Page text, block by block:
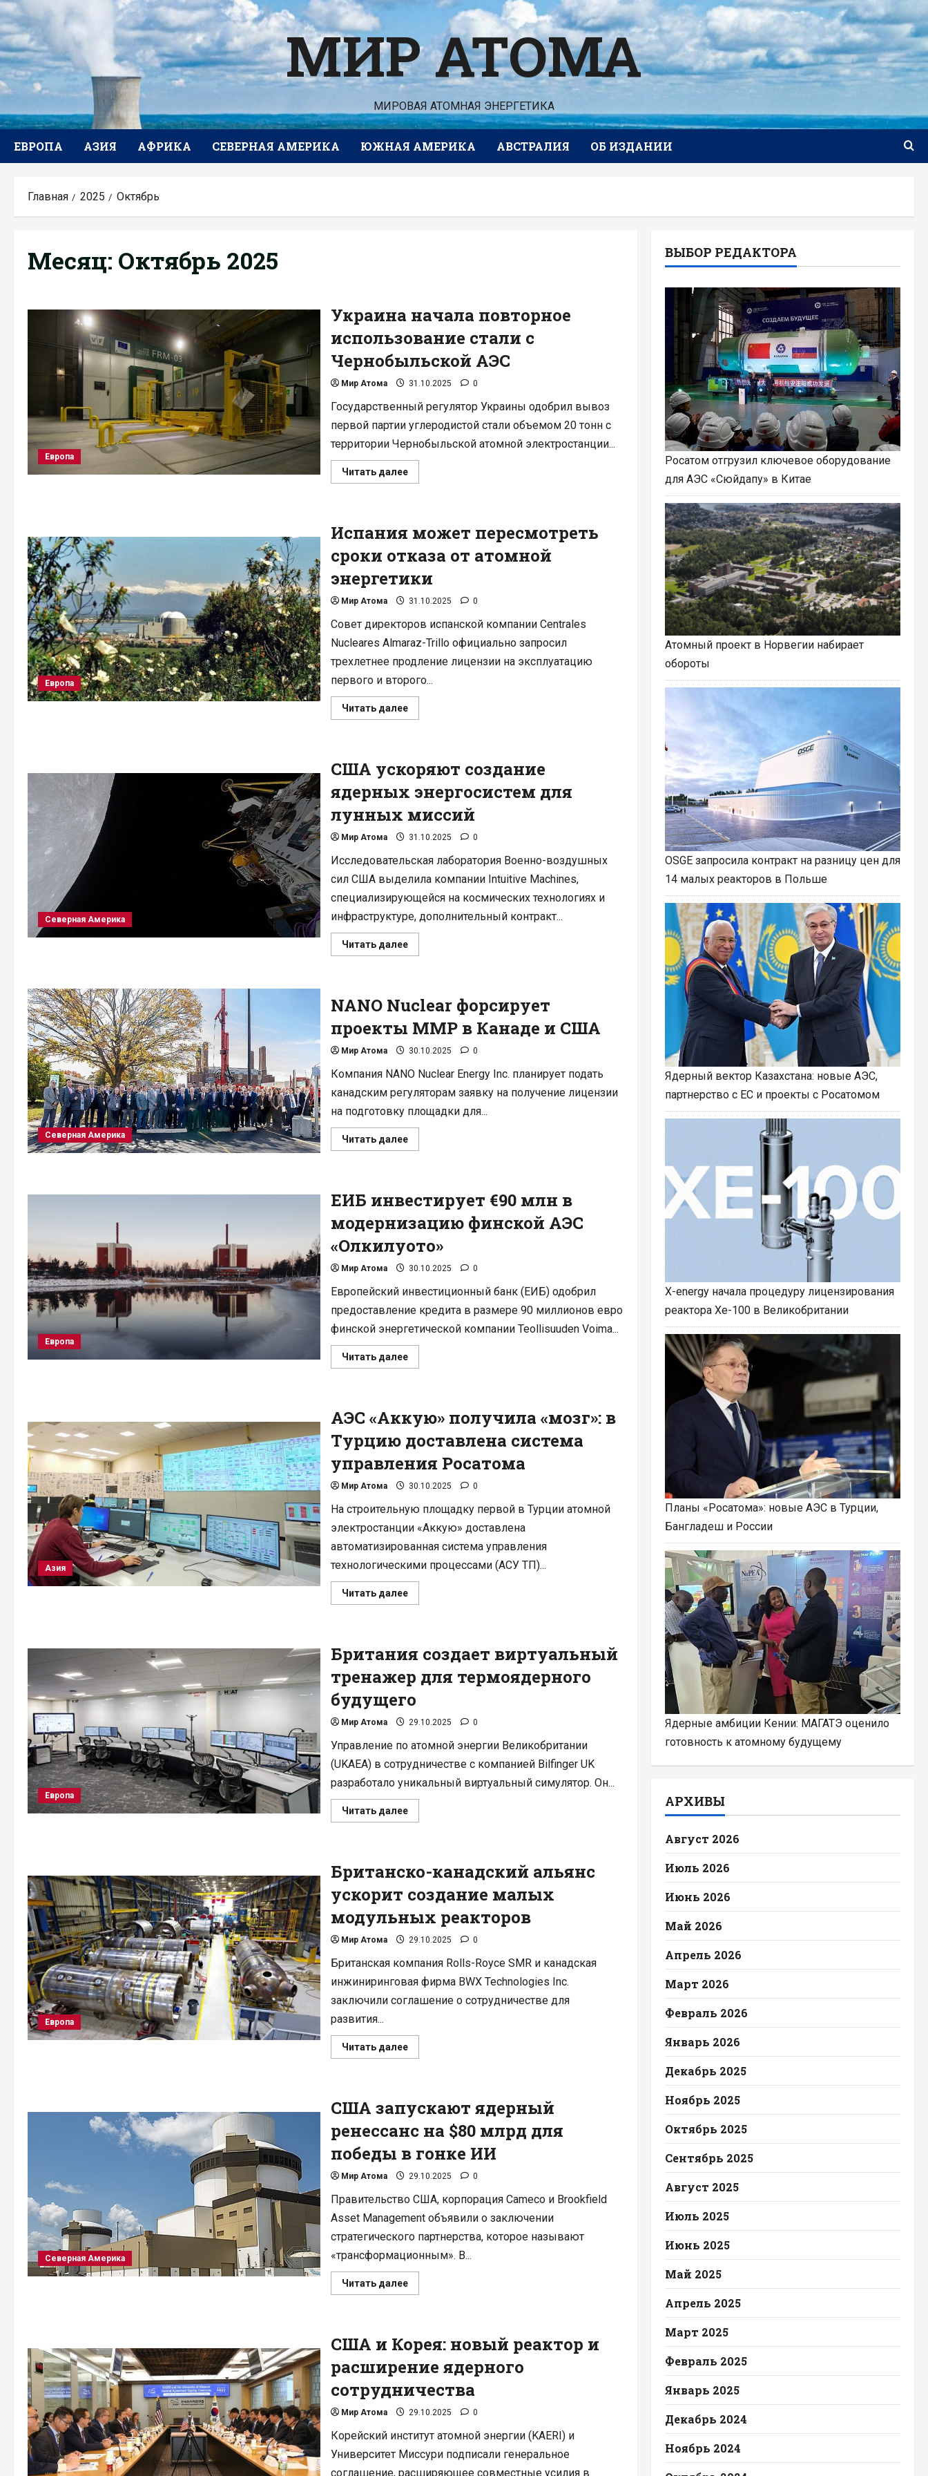
Перейти
к
содержимому
МИР АТОМА
МИРОВАЯ АТОМНАЯ ЭНЕРГЕТИКА
ЕВРОПА АЗИЯ АФРИКА СЕВЕРНАЯ АМЕРИКА ЮЖНАЯ АМЕРИКА АВСТРАЛИЯ ОБ ИЗДАНИИ
Главная 2025 Октябрь
Месяц: Октябрь 2025
Европа
Украина начала повторное
использование стали с
Чернобыльской АЭС
Мир Атома 31.10.2025 0
Государственный регулятор Украины одобрил вывоз
первой партии углеродистой стали объемом 20 тонн с
территории Чернобыльской атомной электростанции...
Читать далееПрочитать
больше
использование
стали
Чернобыльской
Европа
Испания может пересмотреть
сроки отказа от атомной
энергетики
Мир Атома 31.10.2025 0
Совет директоров испанской компании Centrales
Nucleares Almaraz-Trillo официально запросил
трехлетнее продление лицензии на эксплуатацию
первого и второго...
Читать далееПрочитать
больше
сроки
отказа
атомной
энергетики
Северная Америка
США ускоряют создание
ядерных энергосистем для
лунных миссий
Мир Атома 31.10.2025 0
Исследовательская лаборатория Военно-воздушных
сил США выделила компании Intuitive Machines,
специализирующейся на космических технологиях и
инфраструктуре, дополнительный контракт...
Читать далееПрочитать
больше
ядерных
энергосистем
для
лунных
Северная Америка
NANO Nuclear форсирует
проекты ММР в Канаде и США
Мир Атома 30.10.2025 0
Компания NANO Nuclear Energy Inc. планирует подать
канадским регуляторам заявку на получение лицензии
на подготовку площадки для...
Читать далееПрочитать
больше
проекты
ММР
Канаде
США
Европа
ЕИБ инвестирует €90 млн в
модернизацию финской АЭС
«Олкилуото»
Мир Атома 30.10.2025 0
Европейский инвестиционный банк (ЕИБ) одобрил
предоставление кредита в размере 90 миллионов евро
финской энергетической компании Teollisuuden Voima...
Читать далееПрочитать
больше
млн
в
финской
АЭС
«Олкилуото»
Азия
АЭС «Аккую» получила «мозг»: в
Турцию доставлена система
управления Росатома
Мир Атома 30.10.2025 0
На строительную площадку первой в Турции атомной
электростанции «Аккую» доставлена
автоматизированная система управления
технологическими процессами (АСУ ТП)...
Читать далееПрочитать
больше
«мозг»:
в
доставлена
система
управления
Росатома
Европа
Британия создает виртуальный
тренажер для термоядерного
будущего
Мир Атома 29.10.2025 0
Управление по атомной энергии Великобритании
(UKAEA) в сотрудничестве с компанией Bilfinger UK
разработало уникальный виртуальный симулятор. Он...
Читать далееПрочитать
больше
тренажер
для
будущего
Европа
Британско-канадский альянс
ускорит создание малых
модульных реакторов
Мир Атома 29.10.2025 0
Британская компания Rolls-Royce SMR и канадская
инжиниринговая фирма BWX Technologies Inc.
заключили соглашение о сотрудничестве для
развития...
Читать далееПрочитать
больше
ускорит
создание
модульных
Северная Америка
США запускают ядерный
ренессанс на $80 млрд для
победы в гонке ИИ
Мир Атома 29.10.2025 0
Правительство США, корпорация Cameco и Brookfield
Asset Management объявили о заключении
стратегического партнерства, которое называют
«трансформационным». В...
Читать далееПрочитать
больше
ренессанс
на
млрд
победы
в
гонке
ИИ
США и Корея: новый реактор и
расширение ядерного
сотрудничества
Мир Атома 29.10.2025 0
Корейский институт атомной энергии (KAERI) и
Университет Миссури подписали генеральное
соглашение, расширяющее совместные усилия в
ВЫБОР РЕДАКТОРА
Росатом отгрузил ключевое оборудование
для АЭС «Сюйдапу» в Китае
Атомный проект в Норвегии набирает
обороты
OSGE запросила контракт на разницу цен для
14 малых реакторов в Польше
Ядерный вектор Казахстана: новые АЭС,
партнерство с ЕС и проекты с Росатомом
X-energy начала процедуру лицензирования
реактора Xe-100 в Великобритании
Планы «Росатома»: новые АЭС в Турции,
Бангладеш и России
Ядерные амбиции Кении: МАГАТЭ оценило
готовность к атомному будущему
АРХИВЫ
Август 2026
Июль 2026
Июнь 2026
Май 2026
Апрель 2026
Март 2026
Февраль 2026
Январь 2026
Декабрь 2025
Ноябрь 2025
Октябрь 2025
Сентябрь 2025
Август 2025
Июль 2025
Июнь 2025
Май 2025
Апрель 2025
Март 2025
Февраль 2025
Январь 2025
Декабрь 2024
Ноябрь 2024